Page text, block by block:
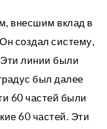
внесшим вклад в
создал систему,
линии были
был далее
60 частей были
60 частей. Эти